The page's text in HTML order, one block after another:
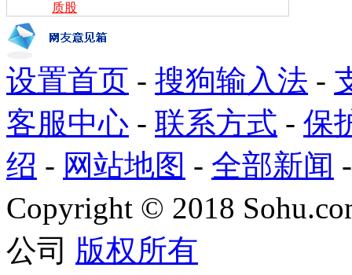
质股
设置首页 - 搜狗输入法 -
客服中心 - 联系方式 - 保
绍 - 网站地图 - 全部新闻
Copyright © 2018
公司 版权所有